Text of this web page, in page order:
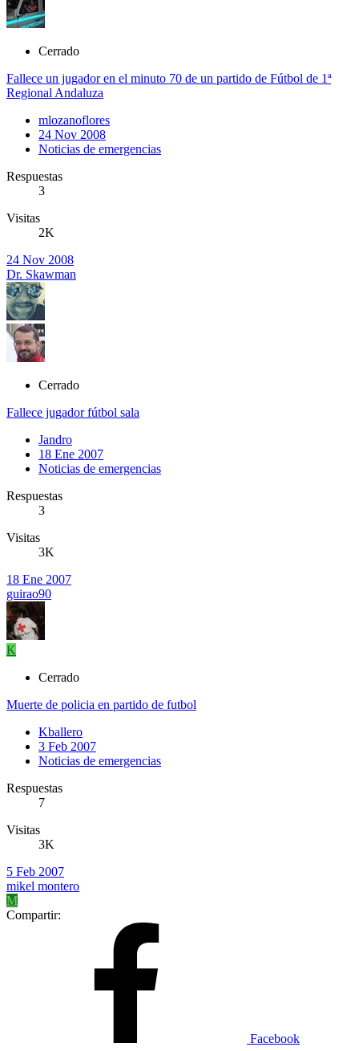
Cerrado
Fallece un jugador en el minuto 70 de un partido de Fútbol de 1ª
Regional Andaluza
mlozanoflores
24 Nov 2008
Noticias de emergencias
Respuestas
3
Visitas
2K
24 Nov 2008
Dr. Skawman
Cerrado
Fallece jugador fútbol sala
Jandro
18 Ene 2007
Noticias de emergencias
Respuestas
3
Visitas
3K
18 Ene 2007
guirao90
K
Cerrado
Muerte de policia en partido de futbol
Kballero
3 Feb 2007
Noticias de emergencias
Respuestas
7
Visitas
3K
5 Feb 2007
mikel montero
M
Compartir:
Facebook